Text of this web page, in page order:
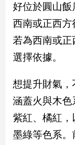
觀
點
兩
岸/
際
會/
地
方
新
好位於圓山飯
西南或正西方
若為西南或正
選擇依據。
想提升財氣
涵蓋火與木色
紫紅、橘紅，
墨綠等色系。